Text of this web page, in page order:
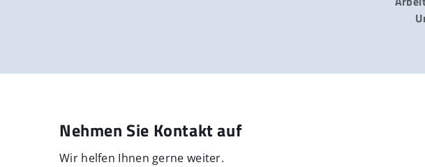
Nehmen Sie Kontakt auf
Wir helfen Ihnen gerne weiter.